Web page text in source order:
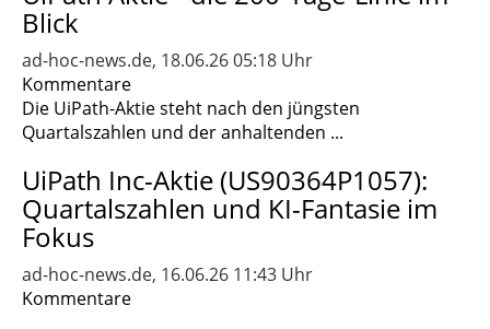
Blick
ad-hoc-news.de, 18.06.26 05:18 Uhr
Kommentare
Die UiPath-Aktie steht nach den jüngsten
Quartalszahlen und der anhaltenden ...
UiPath Inc-Aktie (US90364P1057):
Quartalszahlen und KI-Fantasie im
Fokus
ad-hoc-news.de, 16.06.26 11:43 Uhr
Kommentare